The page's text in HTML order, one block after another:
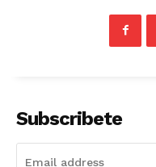
Subscribete